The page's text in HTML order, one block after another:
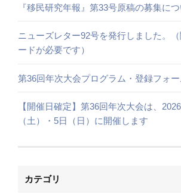
『移民研究年報』第33号原稿の募集に
ニューズレター92号を発行しました。
ードが必要です）
第36回年次大会プログラム・登録フォ
【開催日確定】第36回年次大会は、
（土）・5日（日）に開催します
カテゴリ